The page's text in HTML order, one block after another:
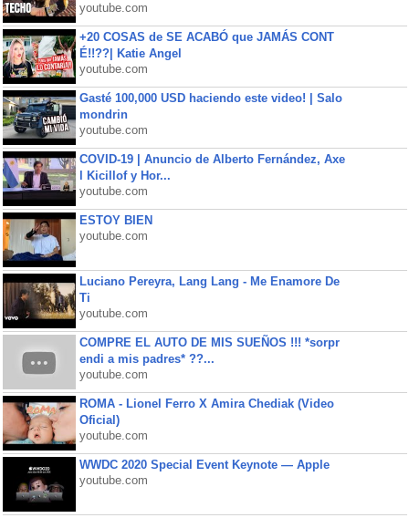
youtube.com
+20 COSAS de SE ACABÓ que JAMÁS CONT
É!!??| Katie Angel
youtube.com
Gasté 100,000 USD haciendo este video! | Salo
mondrin
youtube.com
COVID-19 | Anuncio de Alberto Fernández, Axe
l Kicillof y Hor...
youtube.com
ESTOY BIEN
youtube.com
Luciano Pereyra, Lang Lang - Me Enamore De
Ti
youtube.com
COMPRE EL AUTO DE MIS SUEÑOS !!! *sorpr
endi a mis padres* ??...
youtube.com
ROMA - Lionel Ferro X Amira Chediak (Video
Oficial)
youtube.com
WWDC 2020 Special Event Keynote — Apple
youtube.com